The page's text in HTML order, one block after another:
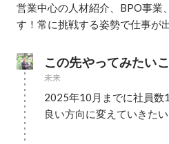
営業中心の人材紹介、BPO事業
す！常に挑戦する姿勢で仕事が
この先やってみたい
未来
2025年10月までに社員数
良い方向に変えていきたい